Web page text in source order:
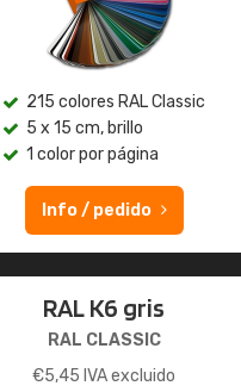
215 colores RAL Classic
5 x 15 cm, brillo
1 color por página
Info / pedido
RAL K6 gris
RAL CLASSIC
€5,45 IVA excluido